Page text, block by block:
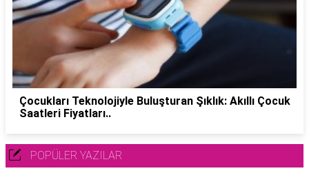
Çocukları Teknolojiyle Buluşturan Şıklık: Akıllı Çocuk
Saatleri Fiyatları..
POPÜLER YAZILAR